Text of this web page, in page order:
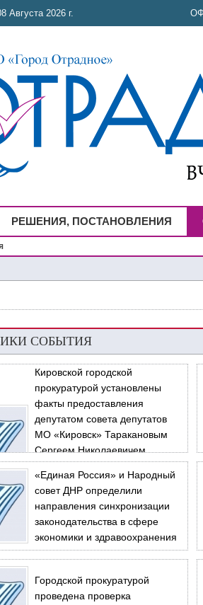
Августа 2026 г.
РЕШЕНИЯ, ПОСТАНОВЛЕНИЯ
СОБЫТИЯ
Кировской городской
прокуратурой установлены
факты предоставления
депутатом совета депутатов
МО «Кировск» Таракановым
Сергеем Николаевичем
недостоверных сведений в
справках о доходах, расходах,
имуществе и обязательствах
имущественного характера
«Единая Россия» и Народный
совет ДНР определили
направления синхронизации
законодательства в сфере
экономики и здравоохранения
Городской прокуратурой
проведена проверка